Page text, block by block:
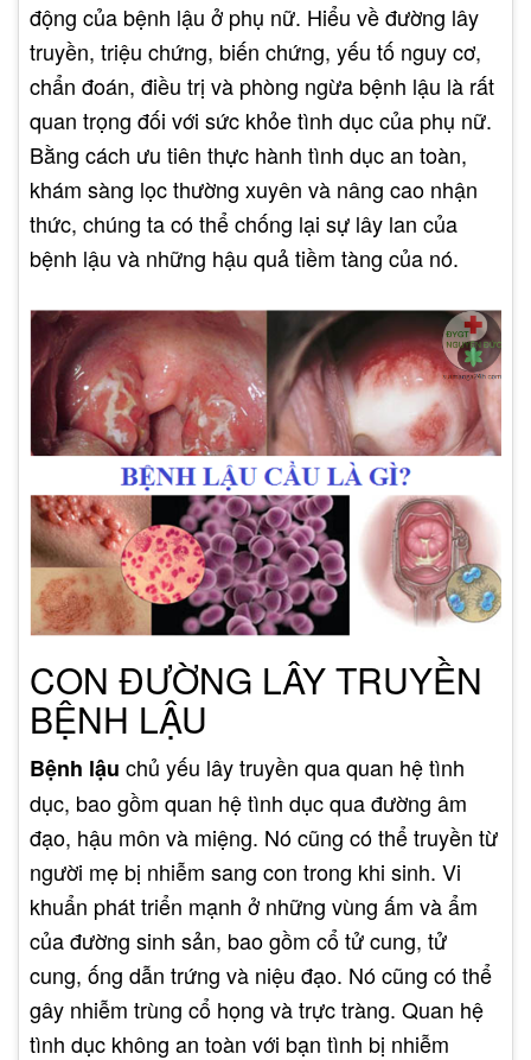
động của bệnh lậu ở phụ nữ. Hiểu về đường lây
truyền, triệu chứng, biến chứng, yếu tố nguy cơ,
chẩn đoán, điều trị và phòng ngừa bệnh lậu là rất
quan trọng đối với sức khỏe tình dục của phụ nữ.
Bằng cách ưu tiên thực hành tình dục an toàn,
khám sàng lọc thường xuyên và nâng cao nhận
thức, chúng ta có thể chống lại sự lây lan của
bệnh lậu và những hậu quả tiềm tàng của nó.
CON ĐƯỜNG LÂY TRUYỀN
BỆNH LẬU
Bệnh lậu chủ yếu lây truyền qua quan hệ tình
dục, bao gồm quan hệ tình dục qua đường âm
đạo, hậu môn và miệng. Nó cũng có thể truyền từ
người mẹ bị nhiễm sang con trong khi sinh. Vi
khuẩn phát triển mạnh ở những vùng ấm và ẩm
của đường sinh sản, bao gồm cổ tử cung, tử
cung, ống dẫn trứng và niệu đạo. Nó cũng có thể
gây nhiễm trùng cổ họng và trực tràng. Quan hệ
tình dục không an toàn với bạn tình bị nhiễm